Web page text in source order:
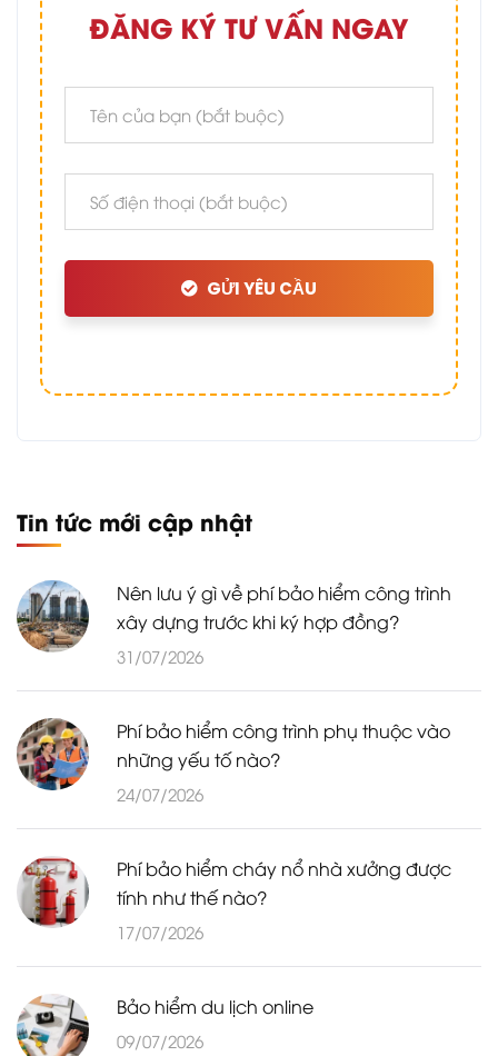
ĐĂNG KÝ TƯ VẤN NGAY
GỬI YÊU CẦU
Tin tức mới cập nhật
Nên lưu ý gì về phí bảo hiểm công trình
xây dựng trước khi ký hợp đồng?
31/07/2026
Phí bảo hiểm công trình phụ thuộc vào
những yếu tố nào?
24/07/2026
Phí bảo hiểm cháy nổ nhà xưởng được
tính như thế nào?
17/07/2026
Bảo hiểm du lịch online
09/07/2026